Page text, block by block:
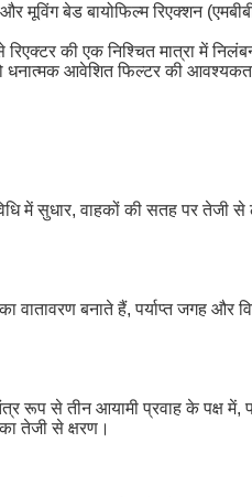
बेड बायोफिल्म रिएक्शन
की एक निश्चित मात्रा में
धनात्मक आवेशित फिल्टर की
में सुधार, वाहकों की सतह पर तेजी
बनाते हैं, पर्याप्त जगह और
रूप से तीन आयामी प्रवाह के पक्ष में,
तेजी से क्षरण।